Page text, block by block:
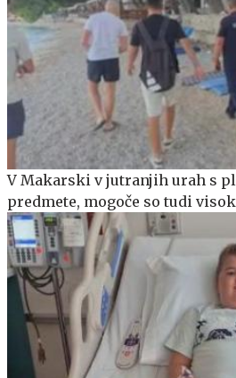
V Makarski v jutranjih urah s
predmete, mogoče so tudi